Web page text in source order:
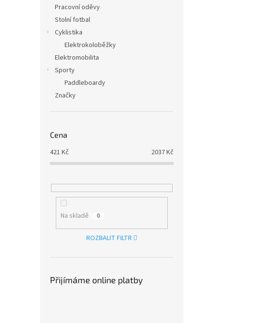
Pracovní oděvy
Stolní fotbal
Cyklistika
Elektrokoloběžky
Elektromobilita
Sporty
Paddleboardy
Značky
Cena
421 Kč 2037Kč
Na skladě 0
ROZBALIT FILTR
Přijímáme online platby